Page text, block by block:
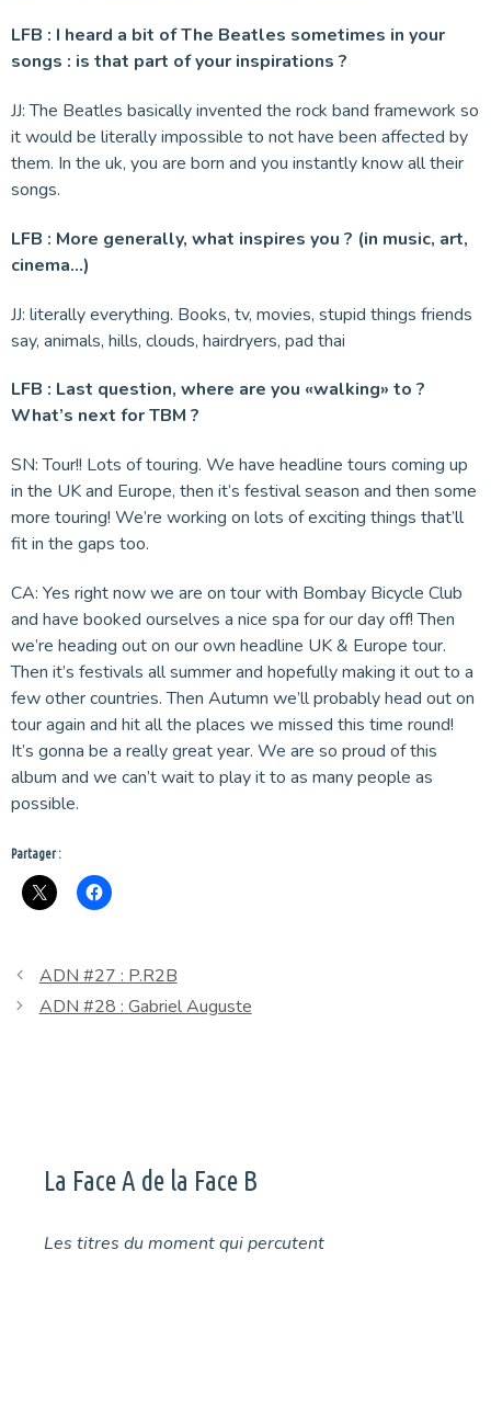
LFB : I heard a bit of The Beatles sometimes in your
songs : is that part of your inspirations ?
JJ: The Beatles basically invented the rock band framework so
it would be literally impossible to not have been affected by
them. In the uk, you are born and you instantly know all their
songs.
LFB : More generally, what inspires you ? (in music, art,
cinema…)
JJ: literally everything. Books, tv, movies, stupid things friends
say, animals, hills, clouds, hairdryers, pad thai
LFB : Last question, where are you «walking» to ?
What’s next for TBM ?
SN: Tour!! Lots of touring. We have headline tours coming up
in the UK and Europe, then it’s festival season and then some
more touring! We’re working on lots of exciting things that’ll
fit in the gaps too.
CA: Yes right now we are on tour with Bombay Bicycle Club
and have booked ourselves a nice spa for our day off! Then
we’re heading out on our own headline UK & Europe tour.
Then it’s festivals all summer and hopefully making it out to a
few other countries. Then Autumn we’ll probably head out on
tour again and hit all the places we missed this time round!
It’s gonna be a really great year. We are so proud of this
album and we can’t wait to play it to as many people as
possible.
Partager :
ADN #27 : P.R2B
ADN #28 : Gabriel Auguste
La Face A de la Face B
Les titres du moment qui percutent